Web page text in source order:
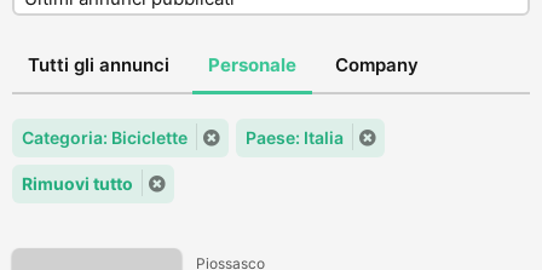
Tutti gli annunci Personale Company
Categoria: Biciclette Paese: Italia
Rimuovi tutto
Piossasco